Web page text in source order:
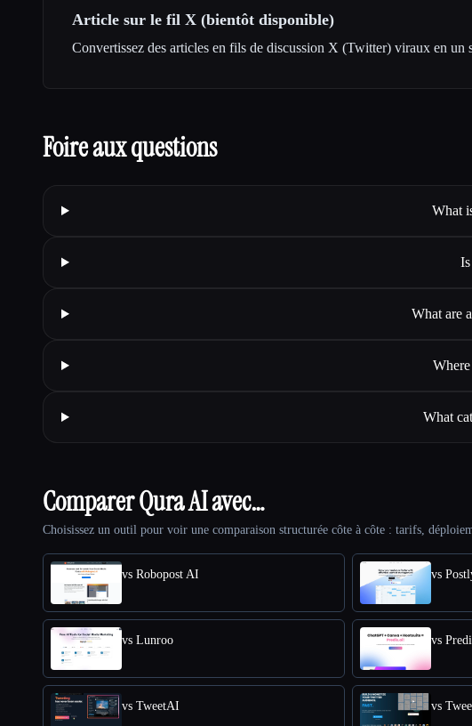
Article sur le fil X (bientôt disponible)
Convertissez des articles en fils de discussion X (Twitter) viraux en un
Foire aux questions
What
What are
What
Comparer Qura AI avec…
Choisissez un outil pour voir une comparaison structurée côte à côte : tarifs,
vs Robopost AI vs
vs Lunroo vs
vs TweetAI vs